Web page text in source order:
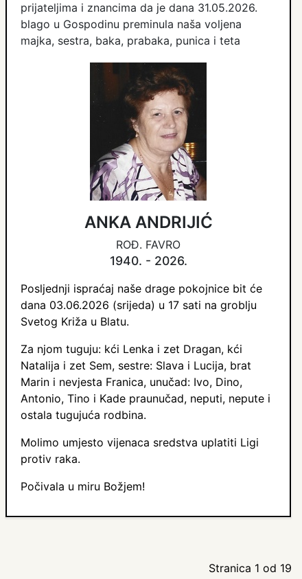
prijateljima i znancima da je dana 31.05.2026.
blago u Gospodinu preminula naša voljena
majka, sestra, baka, prabaka, punica i teta
ANKA ANDRIJIĆ
ROĐ. FAVRO
1940. - 2026.
Posljednji ispraćaj naše drage pokojnice bit će
dana 03.06.2026 (srijeda) u 17 sati na groblju
Svetog Križa u Blatu.
Za njom tuguju: kći Lenka i zet Dragan, kći
Natalija i zet Sem, sestre: Slava i Lucija, brat
Marin i nevjesta Franica, unučad: Ivo, Dino,
Antonio, Tino i Kade praunučad, neputi, nepute i
ostala tugujuća rodbina.
Molimo umjesto vijenaca sredstva uplatiti Ligi
protiv raka.
Počivala u miru Božjem!
Stranica 1 od 19